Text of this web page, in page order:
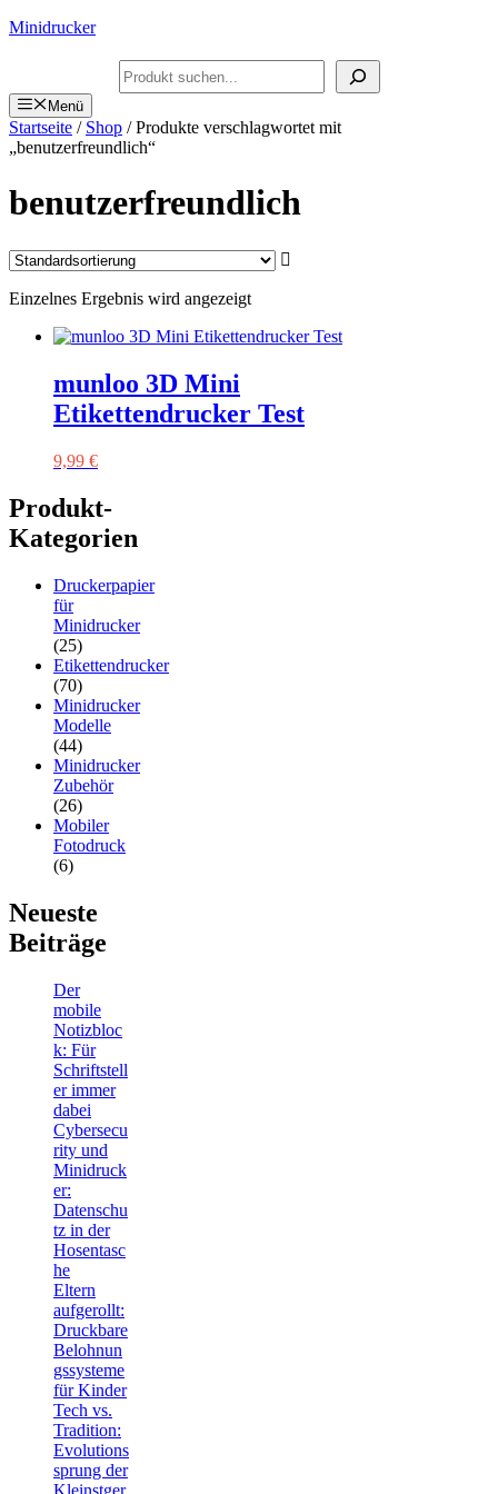
Zum
Minidrucker
Suchen
Menü
Startseite / Shop / Produkte verschlagwortet mit
„benutzerfreundlich“
benutzerfreundlich
Einzelnes Ergebnis wird angezeigt
munloo 3D Mini
Etikettendrucker Test
9,99 €
Produkt-
Kategorien
Druckerpapier
für
Minidrucker
(25)
Etikettendrucker
(70)
Minidrucker
Modelle
(44)
Minidrucker
Zubehör
(26)
Mobiler
Fotodruck
(6)
Neueste
Beiträge
Der
mobile
Notizbloc
k: Für
Schriftstell
er immer
dabei
Cybersecu
rity und
Minidruck
er:
Datenschu
tz in der
Hosentasc
he
Eltern
aufgerollt:
Druckbare
Belohnun
gssysteme
für Kinder
Tech vs.
Tradition:
Evolutions
sprung der
Kleinstger